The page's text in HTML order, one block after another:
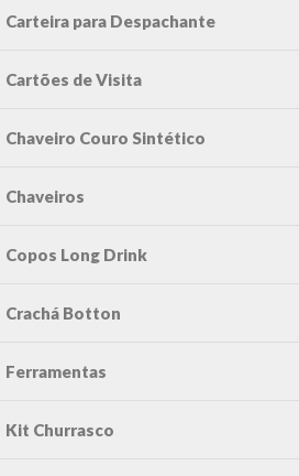
Carteira para Despachante
Cartões de Visita
Chaveiro Couro Sintético
Chaveiros
Copos Long Drink
Crachá Botton
Ferramentas
Kit Churrasco